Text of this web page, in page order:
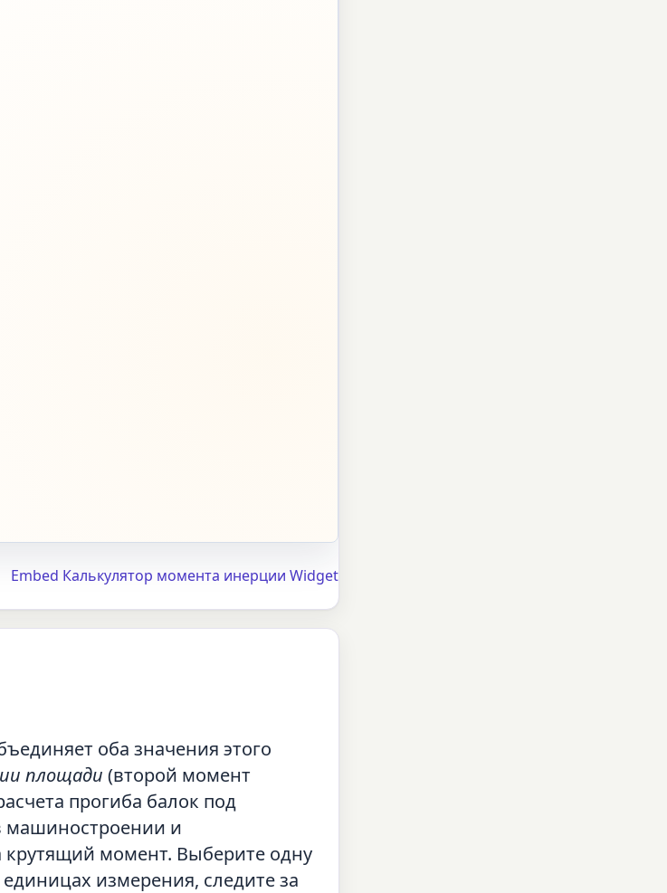
Embed Калькулятор момента инерции Widget
оба значения этого
площади (второй момент
прогиба балок под
машиностроении и
крутящий момент. Выберите одну
измерения, следите за